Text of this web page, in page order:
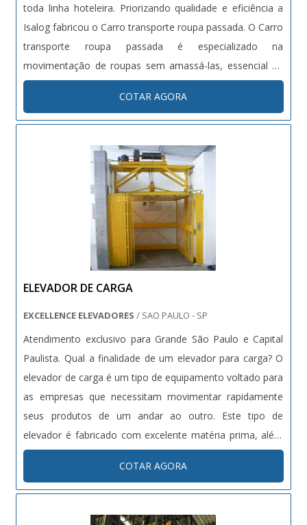
toda linha hoteleira. Priorizando qualidade e eficiência a
Isalog fabricou o Carro transporte roupa passada. O Carro
transporte roupa passada é especializado na
movimentação de roupas sem amassá-las, essencial na
rede hoteleira para melhor qualidade do serviço. Unindo
bom desempenho e economia, peça um orçamento do
Carro transporte roupa passada. ....
COTAR AGORA
ELEVADOR DE CARGA
EXCELLENCE ELEVADORES / SAO PAULO - SP
Atendimento exclusivo para Grande São Paulo e Capital
Paulista. Qual a finalidade de um elevador para carga? O
elevador de carga é um tipo de equipamento voltado para
as empresas que necessitam movimentar rapidamente
seus produtos de um andar ao outro. Este tipo de
elevador é fabricado com excelente matéria prima, além
de possuir um bom espaço interno. Vantagens - Mais
qualidade na locomoção; - Produto de excelente quali....
COTAR AGORA